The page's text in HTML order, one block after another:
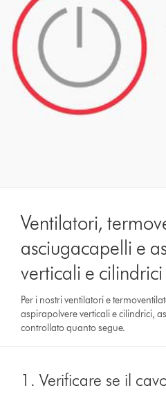
Ventilatori,
asciugacapelli e
verticali e cilindrici
Per i nostri ventilatori e
aspirapolvere verticali e cilindrici,
controllato quanto segue.
1. Verificare se il